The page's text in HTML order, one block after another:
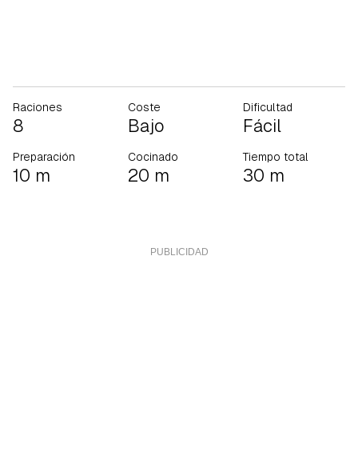
Raciones
8
Coste
Bajo
Dificultad
Fácil
Preparación
10 m
Cocinado
20 m
Tiempo total
30 m